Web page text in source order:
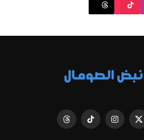
X
الانستغرامتيكتوك Threads